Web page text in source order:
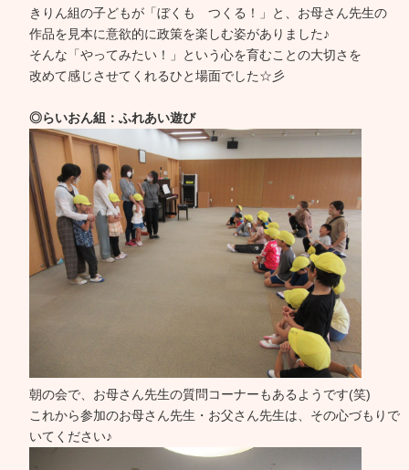
きりん組の子どもが「ぼくも つくる！」と、お母さん先生の
作品を見本に意欲的に政策を楽しむ姿がありました♪
そんな「やってみたい！」という心を育むことの大切さを
改めて感じさせてくれるひと場面でした☆彡
◎らいおん組：ふれあい遊び
朝の会で、お母さん先生の質問コーナーもあるようです(笑)
これから参加のお母さん先生・お父さん先生は、その心づもりで
いてください♪